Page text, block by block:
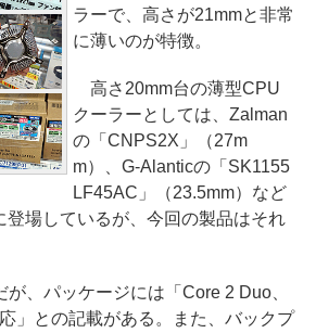
ラーで、高さが21mmと非常
に薄いのが特徴。
高さ20mm台の薄型CPU
クーラーとしては、Zalman
の「CNPS2X」（27m
m）、G-Alanticの「SK1155
LF45AC」（23.5mm）など
登場しているが、今回の製品はそれ
、パッケージには「Core 2 Duo、
」との記載がある。また、バックプ